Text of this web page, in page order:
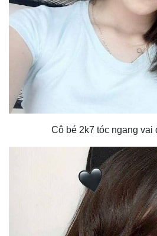
Cô bé 2k7 tóc ngang vai